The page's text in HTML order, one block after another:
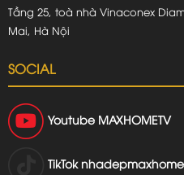
Tầng 25, toà nhà Vinaconex
Mai, Hà Nội
SOCIAL
Youtube MAXHOMETV
TikTok